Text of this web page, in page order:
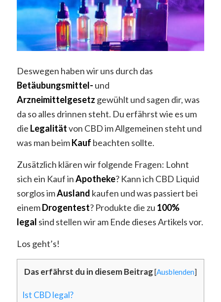
Deswegen haben wir uns durch das
Betäubungsmittel- und
Arzneimittelgesetz gewühlt und sagen dir, was
da so alles drinnen steht. Du erfährst wie es um
die Legalitätvon CBD im Allgemeinen steht und
was man beimKauf beachten sollte.
Zusätzlich klären wir folgende Fragen: Lohnt
sich ein Kauf inApotheke? Kann ich CBD Liquid
sorglos imAusland kaufen und was passiert bei
einemDrogentest? Produkte die zu 100%
legal sind stellen wir am Ende dieses Artikels vor.
Los geht’s!
Das erfährst du in diesem Beitrag[Ausblenden]
Ist CBD legal?